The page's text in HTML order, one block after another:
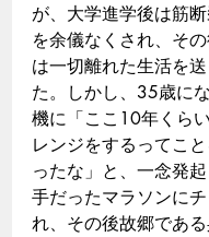
が、大学進学後は筋
を余儀なくされ、そ
は一切離れた生活を
た。しかし、35歳に
機に「ここ10年くら
レンジをするってこ
ったな」と、一念発
手だったマラソンに
れ、その後故郷であ